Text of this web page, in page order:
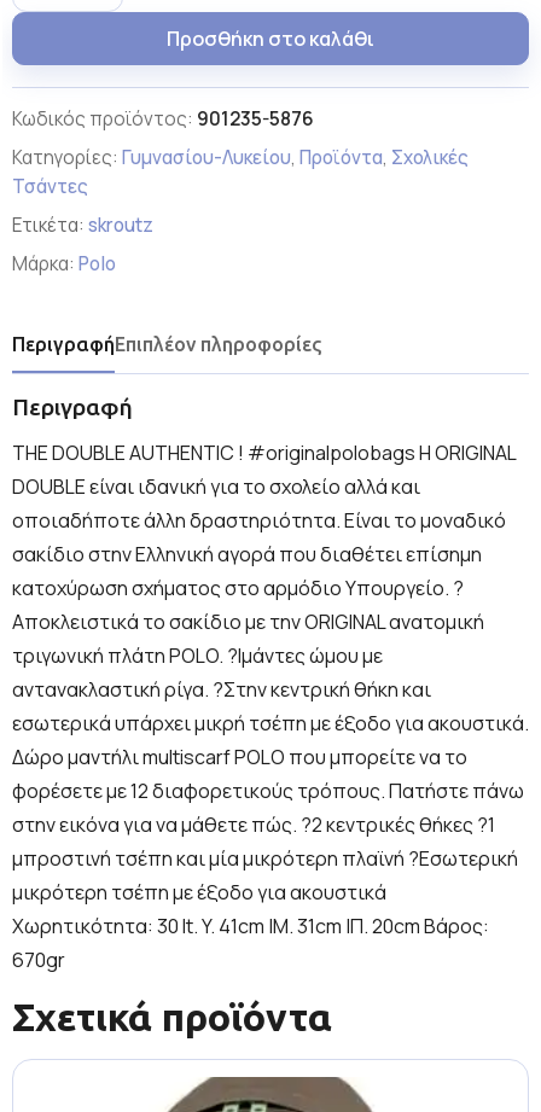
Προσθήκη στο καλάθι
Κωδικός προϊόντος: 901235-5876
Κατηγορίες: Γυμνασίου-Λυκείου, Προϊόντα, Σχολικές
Τσάντες
Ετικέτα: skroutz
Μάρκα: Polo
ΠεριγραφήΕπιπλέον πληροφορίες
Περιγραφή
THE DOUBLE AUTHENTIC ! #originalpolobags Η ORIGINAL
DOUBLE είναι ιδανική για το σχολείο αλλά και
οποιαδήποτε άλλη δραστηριότητα. Είναι τo μοναδικό
σακίδιο στην Ελληνική αγορά που διαθέτει επίσημη
κατοχύρωση σχήματος στο αρμόδιο Υπουργείο. ?
Αποκλειστικά το σακίδιο με την ORIGINAL ανατομική
τριγωνική πλάτη POLO. ?Ιμάντες ώμου με
αντανακλαστική ρίγα. ?Στην κεντρική θήκη και
εσωτερικά υπάρχει μικρή τσέπη με έξοδο για ακουστικά.
Δώρο μαντήλι multiscarf POLO που μπορείτε να το
φορέσετε με 12 διαφορετικούς τρόπους. Πατήστε πάνω
στην εικόνα για να μάθετε πώς. ?2 κεντρικές θήκες ?1
μπροστινή τσέπη και μία μικρότερη πλαϊνή ?Εσωτερική
μικρότερη τσέπη με έξοδο για ακουστικά
Χωρητικότητα: 30 lt. Y. 41cm |Μ. 31cm |Π. 20cm Βάρος:
670gr
Σχετικά προϊόντα